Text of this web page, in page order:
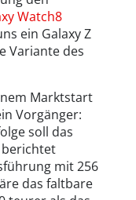
Watch8
ein Galaxy Z
Variante des
Marktstart
Vorgänger:
soll das
berichtet
mit 256
das faltbare